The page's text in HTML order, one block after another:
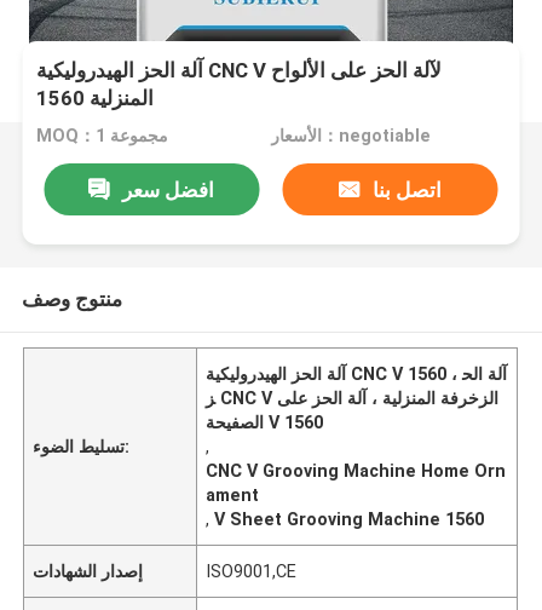
آلة الحز الهيدروليكية CNC V لآلة الحز على الألواح
المنزلية 1560
MOQ：1 مجموعة الأسعار：negotiable
افضل سعر اتصل بنا
منتوج وصف
تسليط الضوء:
آلة الحز الهيدروليكية CNC V 1560 ، آلة الح
ز CNC V الزخرفة المنزلية ، آلة الحز على
الصفيحة V 1560
,
CNC V Grooving Machine Home Orn
ament
,V Sheet Grooving Machine 1560
إصدار الشهادات ISO9001,CE